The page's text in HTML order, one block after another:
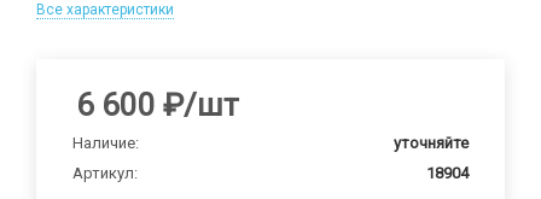
Все характеристики
6 600 ₽/шт
Наличие:
уточняйте
Артикул:
18904